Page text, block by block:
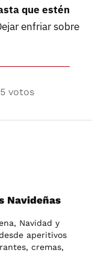
que estén
enfriar sobre
votos
Navideñas
Navidad y
aperitivos
cremas,